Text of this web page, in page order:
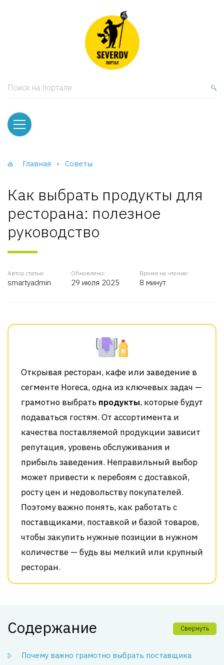
Поиск на портале
Главная Советы
Как выбрать продукты для
ресторана: полезное
руководство
Автор статьи:
smartyadmin
Обновлено:
29 июля 2025
Время на чтение:
8 минут
Открывая ресторан, кафе или заведение в
сегменте Horeca, одна из ключевых задач —
грамотно выбрать продукты, которые будут
подаваться гостям. От ассортимента и
качества поставляемой продукции зависит
репутация, уровень обслуживания и
прибыль заведения. Неправильный выбор
может привести к перебоям с доставкой,
росту цен и недовольству покупателей.
Поэтому важно понять, как работать с
поставщиками, поставкой и базой товаров,
чтобы закупить нужные позиции в нужном
количестве — будь вы мелкий или крупный
ресторан.
Содержание Свернуть
Почему важно грамотно выбрать поставщика
и тумбы
и Шкафы-Купе